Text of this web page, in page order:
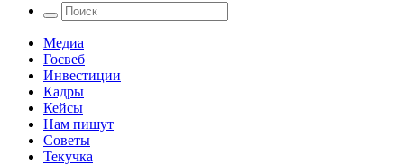
Медиа
Госвеб
Инвестиции
Кадры
Кейсы
Нам пишут
Советы
Текучка